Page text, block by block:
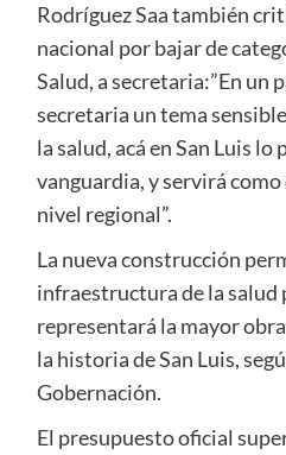
Rodríguez Saa también
nacional por bajar de
Salud, a secretaria:”En un
secretaria un tema
la salud, acá en San Luis lo
vanguardia, y servirá
nivel regional”.
La nueva construcción
infraestructura de la salud
representará la mayor
la historia de San Luis,
Gobernación.
El presupuesto oficial